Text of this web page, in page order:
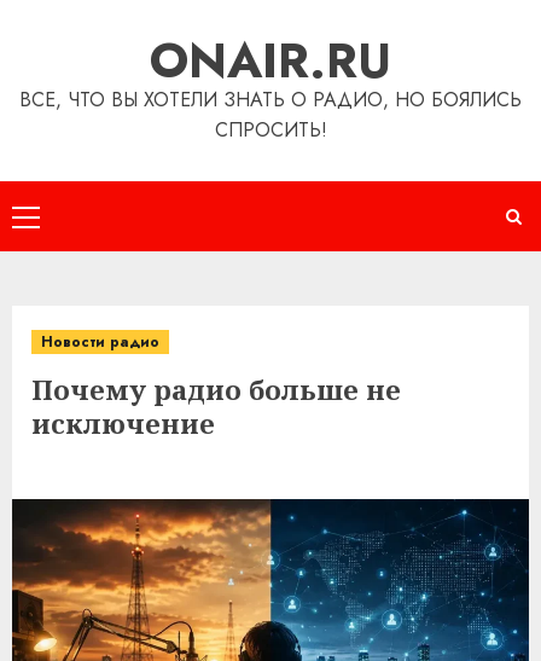
ONAIR.RU
ВСЕ, ЧТО ВЫ ХОТЕЛИ ЗНАТЬ О РАДИО, НО БОЯЛИСЬ
СПРОСИТЬ!
Основное
меню
Новости радио
Почему радио больше не
исключение